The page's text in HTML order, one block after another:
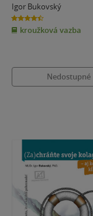
Igor Bukovský
4.5
z
5
hvězdiček
kroužková vazba
Nedostupné